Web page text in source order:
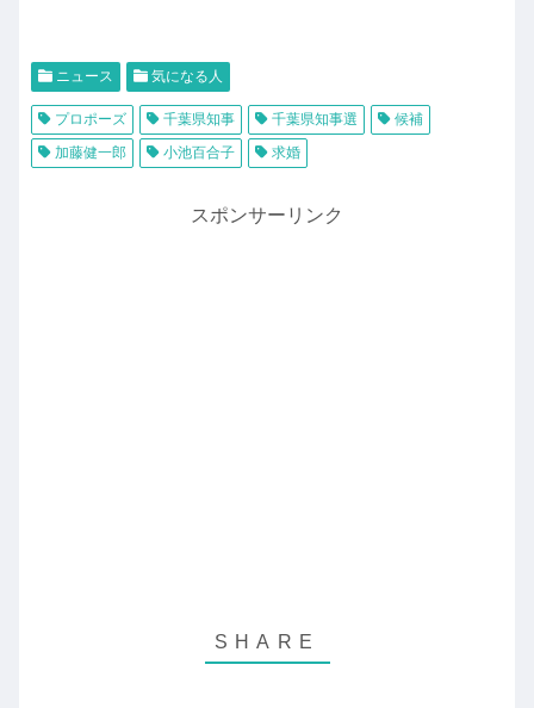
ニュース 気になる人
プロポーズ 千葉県知事 千葉県知事選
候補
加藤健一郎
小池百合子 求婚
スポンサーリンク